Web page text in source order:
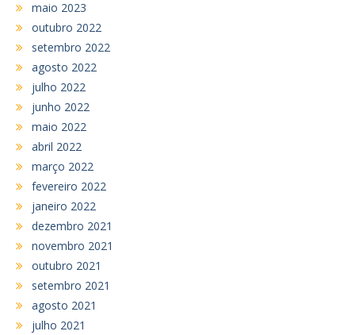
maio 2023
outubro 2022
setembro 2022
agosto 2022
julho 2022
junho 2022
maio 2022
abril 2022
março 2022
fevereiro 2022
janeiro 2022
dezembro 2021
novembro 2021
outubro 2021
setembro 2021
agosto 2021
julho 2021